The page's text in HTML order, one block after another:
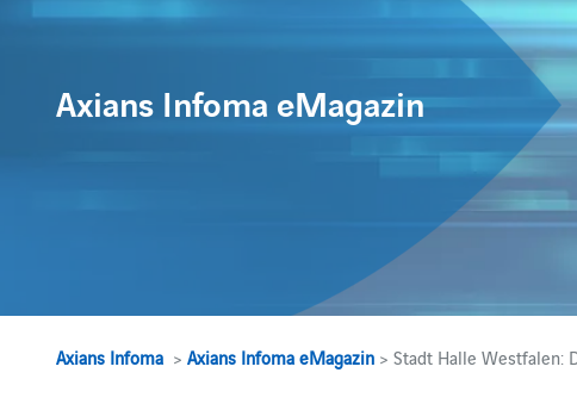
Axians Infoma eMagazin
Axians Infoma >Axians Infoma eMagazin > Stadt Halle Westfalen: